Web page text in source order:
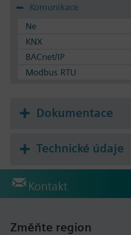
Komunikace
Ne
KNX
BACnet/IP
Modbus RTU
Dokumentace
Technické údaje
Kontakt
Změňte region